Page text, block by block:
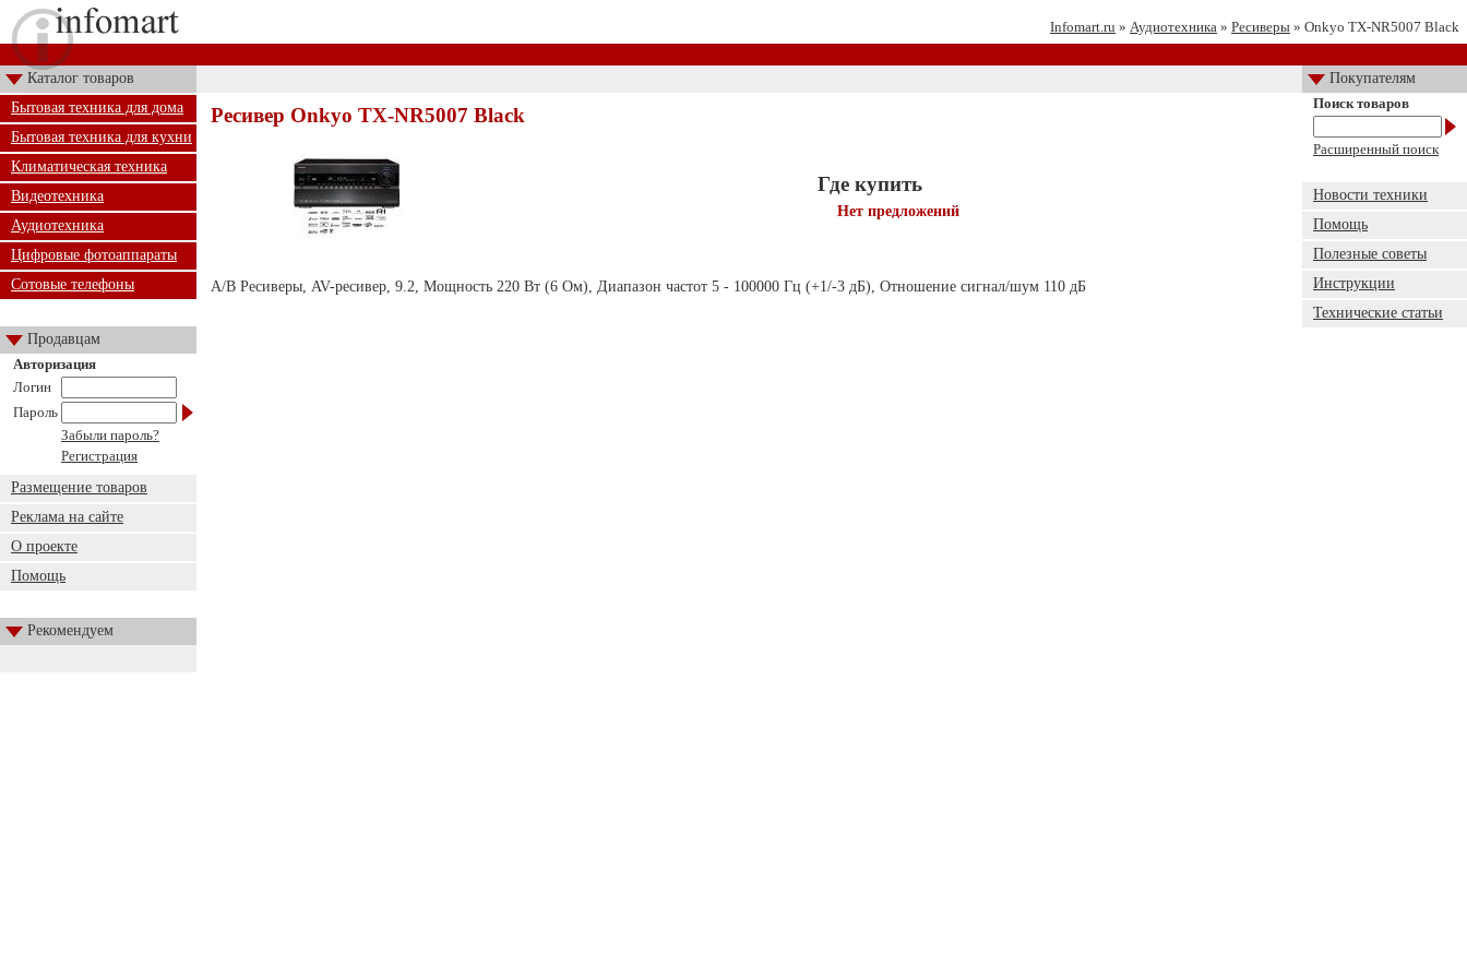
Infomart.ru » Аудиотехника » Ресиверы » Onkyo TX-NR5007 Black
Каталог товаров
Покупателям
Бытовая техника для дома
Бытовая техника для кухни
Климатическая техника
Видеотехника
Аудиотехника
Цифровые фотоаппараты
Сотовые телефоны
Продавцам
Авторизация
Логин
Пароль
Забыли пароль?
Регистрация
Размещение товаров
Реклама на сайте
О проекте
Помощь
Рекомендуем
Ресивер Onkyo TX-NR5007 Black
Где купить
Нет предложений
А/В Ресиверы, AV-ресивер, 9.2, Мощность 220 Вт (6 Ом), Диапазон частот 5 - 100000 Гц (+1/-3 дБ), Отношение сигнал/шум 110 дБ
Поиск товаров
Расширенный поиск
Новости техники
Помощь
Полезные советы
Инструкции
Технические статьи